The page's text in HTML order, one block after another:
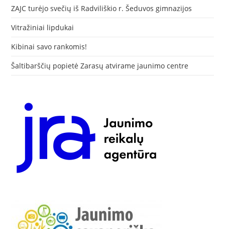
ZAJC turėjo svečių iš Radviliškio r. Šeduvos gimnazijos
Vitražiniai lipdukai
Kibinai savo rankomis!
Šaltibarščių popietė Zarasų atvirame jaunimo centre